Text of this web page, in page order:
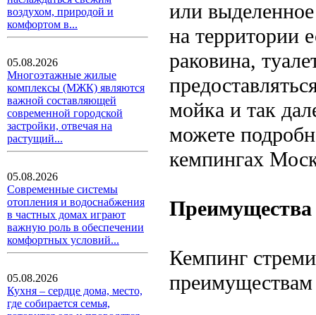
воздухом, природой и
комфортом в...
05.08.2026
Многоэтажные жилые
комплексы (МЖК) являются
важной составляющей
современной городской
застройки, отвечая на
растущий...
05.08.2026
Современные системы
отопления и водоснабжения
в частных домах играют
важную роль в обеспечении
комфортных условий...
05.08.2026
Кухня – сердце дома, место,
где собирается семья,
или
на территории
раковина,
мойка и так
можете
кемпингах
Преимущества
Кемпинг